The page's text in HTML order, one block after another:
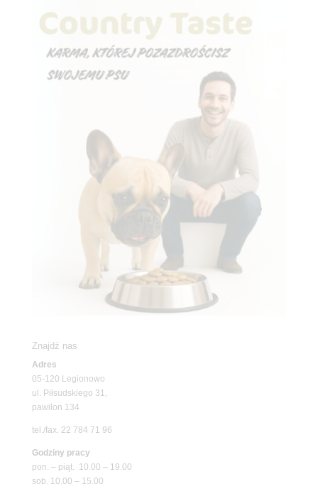
Znajdź nas
Adres
05-120 Legionowo
ul. Piłsudskiego 31,
pawilon 134
tel./fax. 22 784 71 96
Godziny pracy
pon. – piąt. 10.00 – 19.00
sob. 10.00 – 15.00